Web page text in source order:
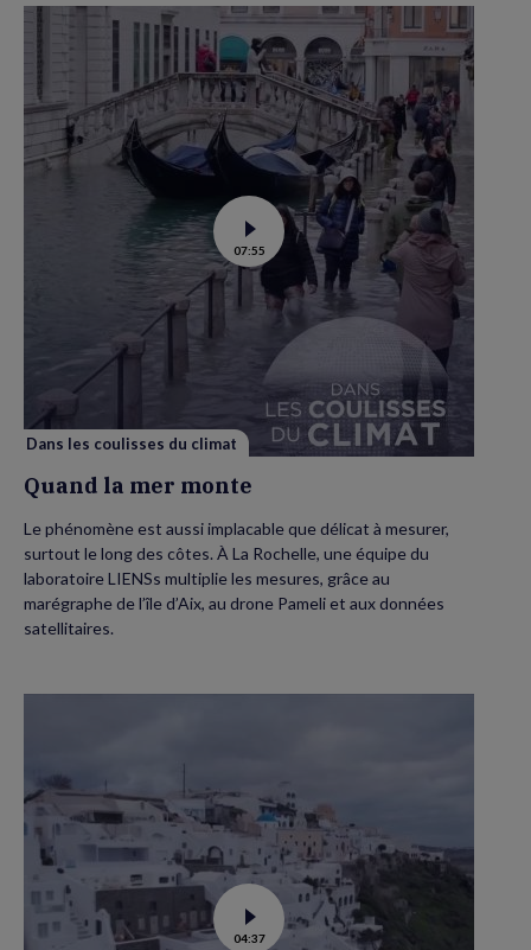
Voir
la
vidéo
de
Quand
monte
07:55
Dans les coulisses du climat
Quand la mer monte
Le phénomène est aussi implacable que délicat à mesurer,
surtout le long des côtes. À La Rochelle, une équipe du
laboratoire LIENSs multiplie les mesures, grâce au
marégraphe de l’île d’Aix, au drone Pameli et aux données
satellitaires.
Voir
la
04:37